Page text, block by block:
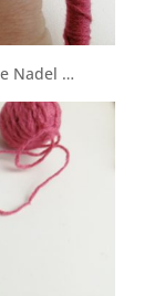
Nadel …